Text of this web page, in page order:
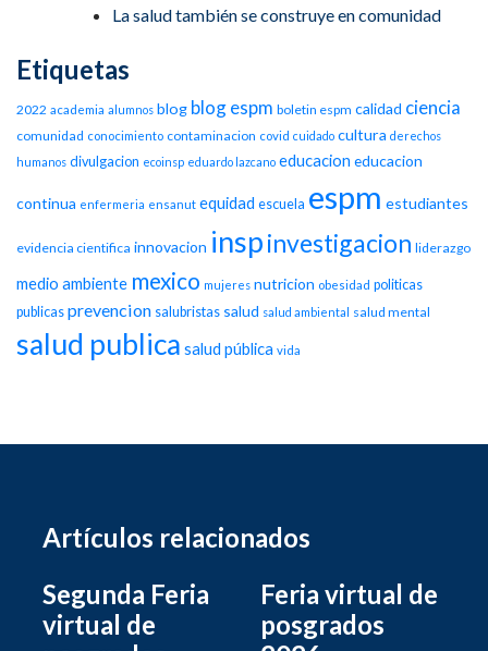
La salud también se construye en comunidad
Etiquetas
2022 academia alumnos blog blog espm boletin espm calidad ciencia
comunidad conocimiento contaminacion covid cuidado cultura derechos
humanos divulgacion ecoinsp eduardo lazcano educacion educacion
continua enfermeria ensanut equidad escuela espm estudiantes
evidencia cientifica innovacion inspinvestigacion liderazgo
medio ambiente mexico mujeres nutricion obesidad politicas
publicas prevencion salubristas salud salud ambiental salud mental
salud publica salud pública vida
Artículos relacionados
Segunda Feria
virtual de
Feria virtual de
posgrados